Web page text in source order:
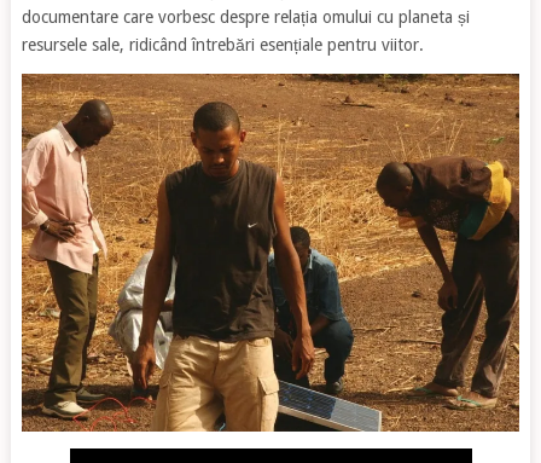
documentare care vorbesc despre relația omului cu planeta și
resursele sale, ridicând întrebări esențiale pentru viitor.